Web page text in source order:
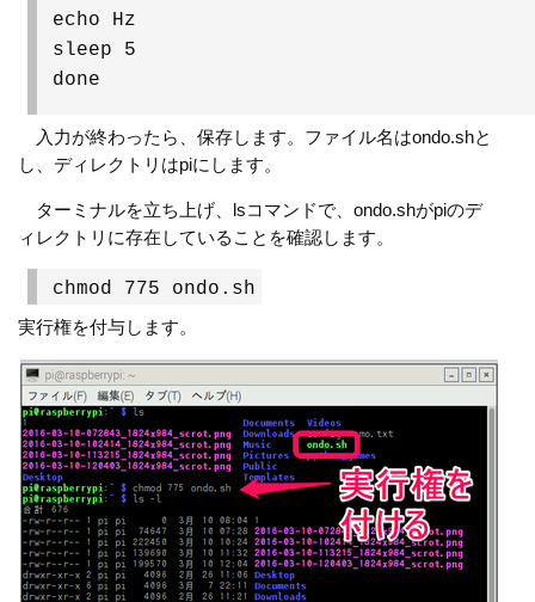
echo Hz
sleep 5
done
入力が終わったら、保存します。ファイル名はondo.shと
し、ディレクトリはpiにします。
ターミナルを立ち上げ、lsコマンドで、ondo.shがpiのデ
ィレクトリに存在していることを確認します。
chmod 775 ondo.sh
実行権を付与します。